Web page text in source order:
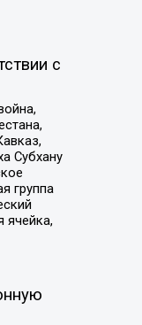
с
Субхану
группа
ячейка,